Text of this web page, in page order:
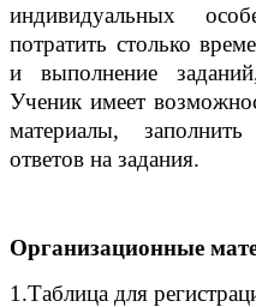
индивидуальных
потратить столько
и выполнение
Ученик имеет
материалы,
ответов на задания.
Организационные
1.Таблица для